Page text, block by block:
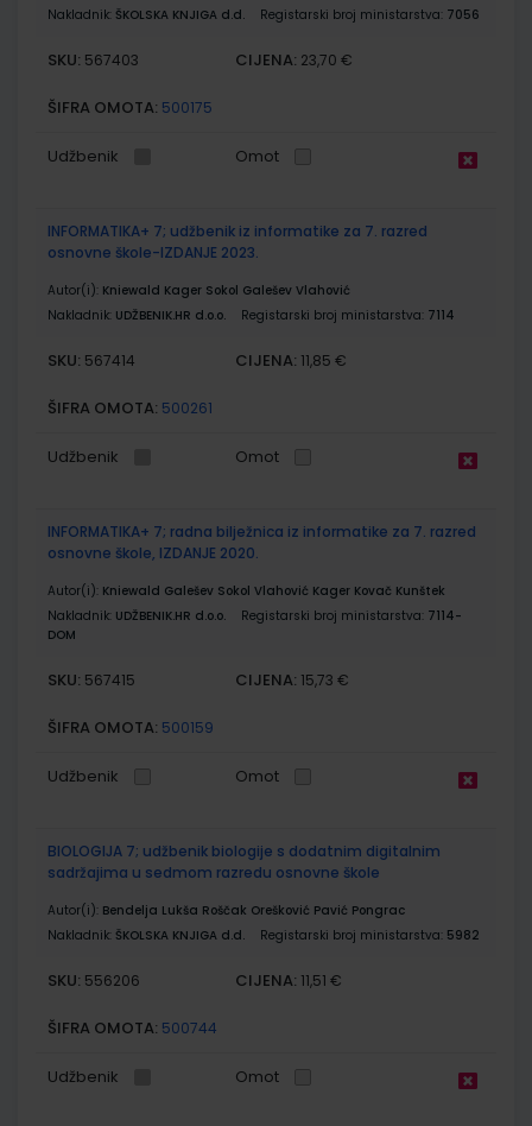
Nakladnik: ŠKOLSKA KNJIGA d.d. Registarski broj ministarstva: 7056
SKU: 567403 CIJENA: 23,70 €
ŠIFRA OMOTA: 500175
Udžbenik Omot
INFORMATIKA+ 7; udžbenik iz informatike za 7. razred
osnovne škole-IZDANJE 2023.
Autor(i): Kniewald Kager Sokol Galešev Vlahović
Nakladnik: UDŽBENIK.HR d.o.o. Registarski broj ministarstva: 7114
SKU: 567414 CIJENA: 11,85 €
ŠIFRA OMOTA: 500261
Udžbenik Omot
INFORMATIKA+ 7; radna bilježnica iz informatike za 7. razred
osnovne škole, IZDANJE 2020.
Autor(i): Kniewald Galešev Sokol Vlahović Kager Kovač Kunštek
Nakladnik: UDŽBENIK.HR d.o.o. Registarski broj ministarstva: 7114-
DOM
SKU: 567415 CIJENA: 15,73 €
ŠIFRA OMOTA: 500159
Udžbenik Omot
BIOLOGIJA 7; udžbenik biologije s dodatnim digitalnim
sadržajima u sedmom razredu osnovne škole
Autor(i): Bendelja Lukša Roščak Orešković Pavić Pongrac
Nakladnik: ŠKOLSKA KNJIGA d.d. Registarski broj ministarstva: 5982
SKU: 556206 CIJENA: 11,51 €
ŠIFRA OMOTA: 500744
Udžbenik Omot